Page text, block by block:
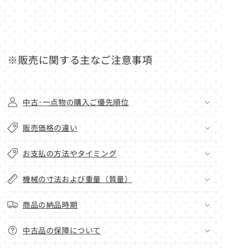
※販売に関する主なご注意事項
中古･一点物の購入ご優先順位
販売価格の違い
お支払の方法やタイミング
機械の寸法および重量（質量）
商品の納品時期
中古品の保障について